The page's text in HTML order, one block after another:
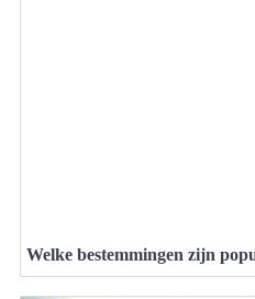
Welke bestemmingen zijn